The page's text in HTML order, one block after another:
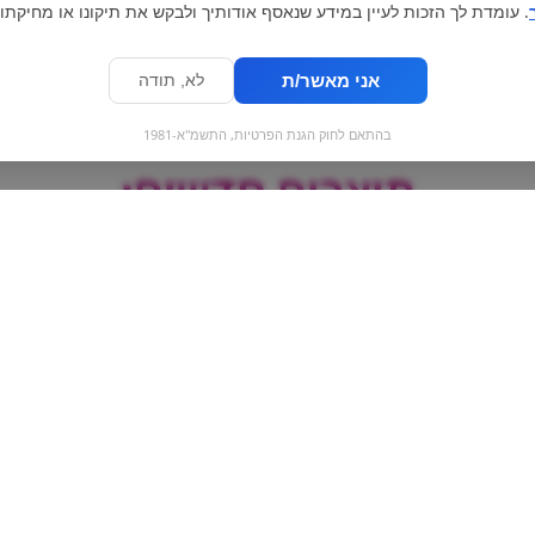
מוצרים חדשים:
. עומדת לך הזכות לעיין במידע שנאסף אודותיך ולבקש את תיקונו או
אני מאשר/ת לא, תודה
בהתאם לחוק הגנת הפרטיות, התשמ"א-1981